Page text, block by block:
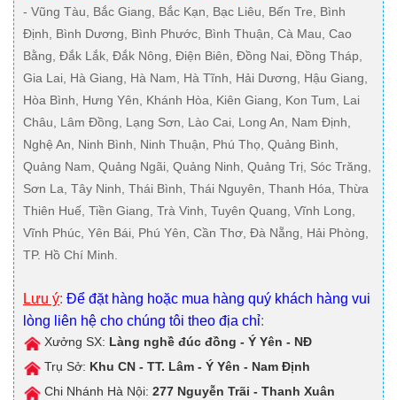
- Vũng Tàu, Bắc Giang, Bắc Kạn, Bạc Liêu, Bến Tre, Bình
Định, Bình Dương, Bình Phước, Bình Thuận, Cà Mau, Cao
Bằng, Đắk Lắk, Đắk Nông, Điện Biên, Đồng Nai, Đồng Tháp,
Gia Lai, Hà Giang, Hà Nam, Hà Tĩnh, Hải Dương, Hậu Giang,
Hòa Bình, Hưng Yên, Khánh Hòa, Kiên Giang, Kon Tum, Lai
Châu, Lâm Đồng, Lạng Sơn, Lào Cai, Long An, Nam Định,
Nghệ An, Ninh Bình, Ninh Thuận, Phú Thọ, Quảng Bình,
Quảng Nam, Quảng Ngãi, Quảng Ninh, Quảng Trị, Sóc Trăng,
Sơn La, Tây Ninh, Thái Bình, Thái Nguyên, Thanh Hóa, Thừa
Thiên Huế, Tiền Giang, Trà Vinh, Tuyên Quang, Vĩnh Long,
Vĩnh Phúc, Yên Bái, Phú Yên, Cần Thơ, Đà Nẵng, Hải Phòng,
TP. Hồ Chí Minh.
Lưu ý: Để đặt hàng hoặc mua hàng quý khách hàng vui
lòng liên hệ cho chúng tôi theo địa chỉ:
Xưởng SX: Làng nghề đúc đồng - Ý Yên - NĐ
Trụ Sở: Khu CN - TT. Lâm - Ý Yên - Nam Định
Chi Nhánh Hà Nội: 277 Nguyễn Trãi - Thanh Xuân